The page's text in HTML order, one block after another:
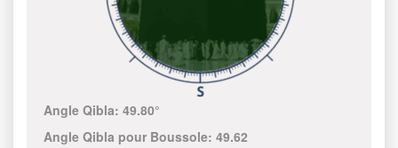
Angle Qibla:49.80°
Angle Qibla pour Boussole:49.62